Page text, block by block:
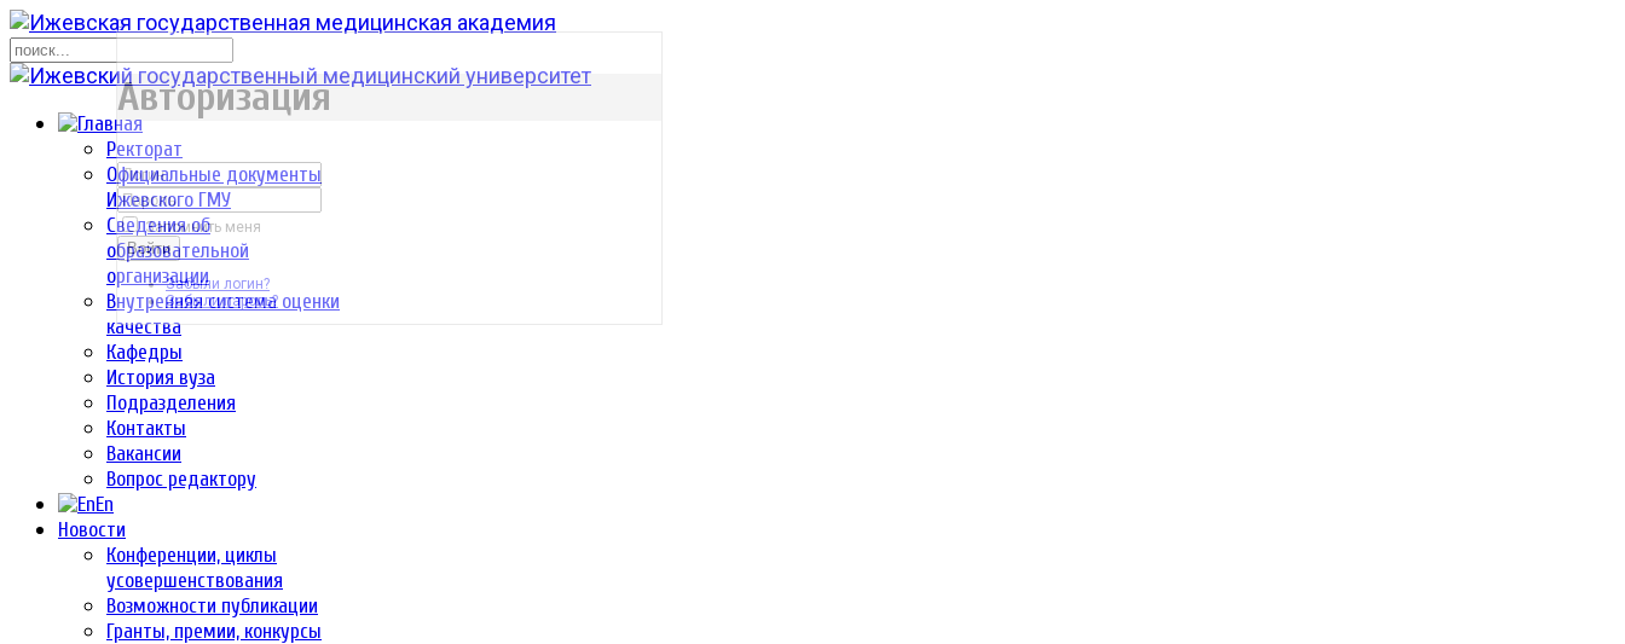
Ректорат
Официальные документы
Ижевского ГМУ
Сведения об
образовательной
организации
Внутренняя система оценки
качества
Кафедры
История вуза
Подразделения
Контакты
Вакансии
Вопрос редактору
En
Новости
Конференции, циклы
усовершенствования
Возможности публикации
Гранты, премии, конкурсы
р
Авторизация
Запомнить меня
Войти
Забыли логин?
Забыли пароль?